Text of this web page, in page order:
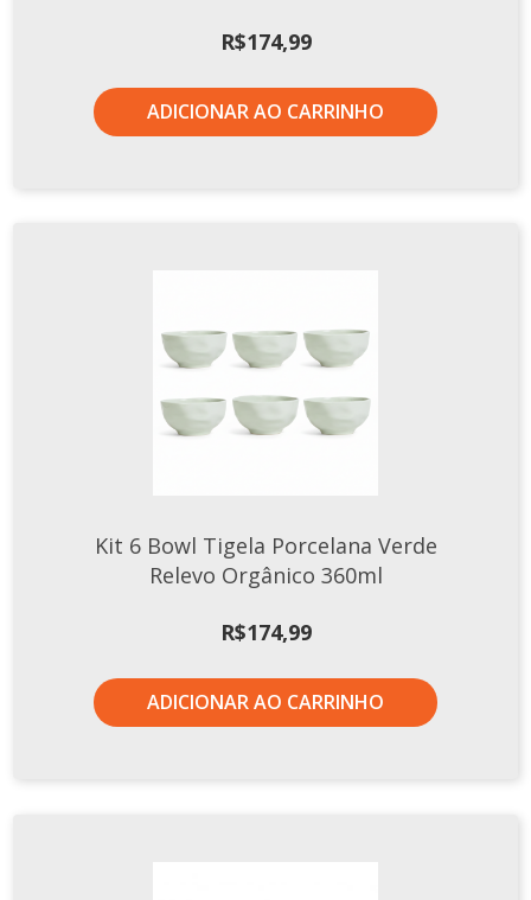
R$174,99
ADICIONAR AO CARRINHO
Kit 6 Bowl Tigela Porcelana Verde
Relevo Orgânico 360ml
R$174,99
ADICIONAR AO CARRINHO